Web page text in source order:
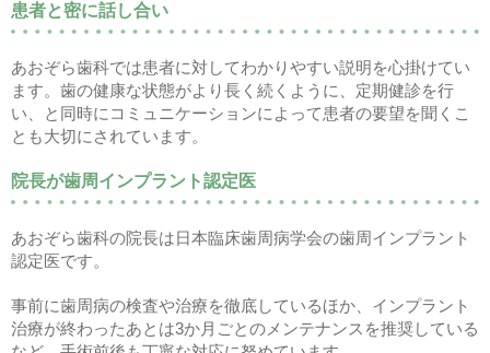
患者と密に話し合い
あおぞら歯科では患者に対してわかりやすい説明を心掛けてい
ます。歯の健康な状態がより長く続くように、定期健診を行
い、と同時にコミュニケーションによって患者の要望を聞くこ
とも大切にされています。
院長が歯周インプラント認定医
あおぞら歯科の院長は日本臨床歯周病学会の歯周インプラント
認定医です。
事前に歯周病の検査や治療を徹底しているほか、インプラント
治療が終わったあとは3か月ごとのメンテナンスを推奨している